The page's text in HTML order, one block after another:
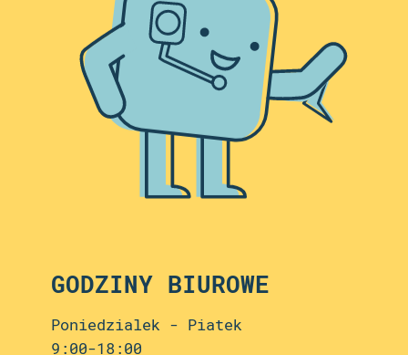
GODZINY BIUROWE
Poniedzialek - Piatek
9:00-18:00